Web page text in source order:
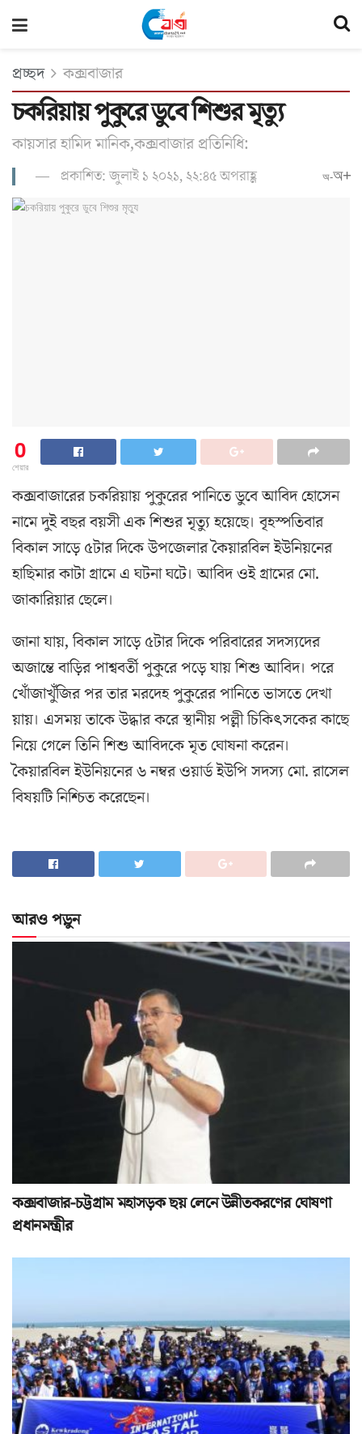
প্রচ্ছদ কক্সবাজার
চকরিয়ায় পুকুরে ডুবে শিশুর মৃত্যু
কায়সার হামিদ মানিক,কক্সবাজার প্রতিনিধি:
প্রকাশিত: জুলাই ১ ২০২১, ২২:৪৫ অপরাহ্ণ অ-অ+
0
শেয়ার
কক্সবাজারের চকরিয়ায় পুকুরের পানিতে ডুবে আবিদ হোসেন
নামে দুই বছর বয়সী এক শিশুর মৃত্যু হয়েছে। বৃহস্পতিবার
বিকাল সাড়ে ৫টার দিকে উপজেলার কৈয়ারবিল ইউনিয়নের
হাছিমার কাটা গ্রামে এ ঘটনা ঘটে। আবিদ ওই গ্রামের মো.
জাকারিয়ার ছেলে।
জানা যায়, বিকাল সাড়ে ৫টার দিকে পরিবারের সদস্যদের
অজান্তে বাড়ির পাশ্ববর্তী পুকুরে পড়ে যায় শিশু আবিদ। পরে
খোঁজাখুঁজির পর তার মরদেহ পুকুরের পানিতে ভাসতে দেখা
য়ায়। এসময় তাকে উদ্ধার করে স্থানীয় পল্লী চিকিৎসকের কাছে
নিয়ে গেলে তিনি শিশু আবিদকে মৃত ঘোষনা করেন।
কৈয়ারবিল ইউনিয়নের ৬ নম্বর ওয়ার্ড ইউপি সদস্য মো. রাসেল
বিষয়টি নিশ্চিত করেছেন।
আরও পড়ুন
কক্সবাজার-চট্টগ্রাম মহাসড়ক ছয় লেনে উন্নীতকরণের ঘোষণা
প্রধানমন্ত্রীর